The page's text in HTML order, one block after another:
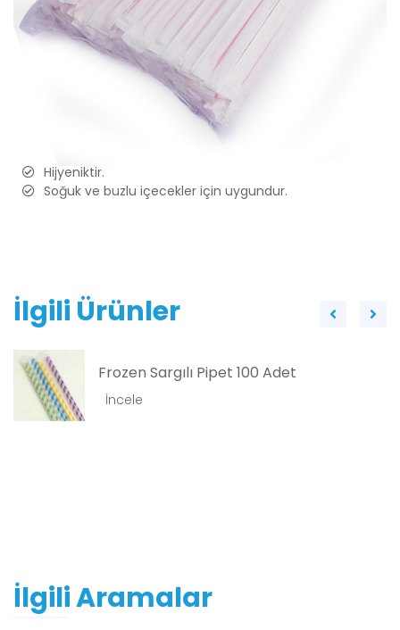
Hijyenik Sargılı Pipet 200 Adet
Ürün kalınlığı 5 mm'dir.
Ürün uzunluğu 19 cm'dir.
Hijyeniktir.
Soğuk ve buzlu içecekler için uygundur.
İlgili Ürünler
Burger Körüklü Pipet (200 Adet)
İncele
İlgili Aramalar